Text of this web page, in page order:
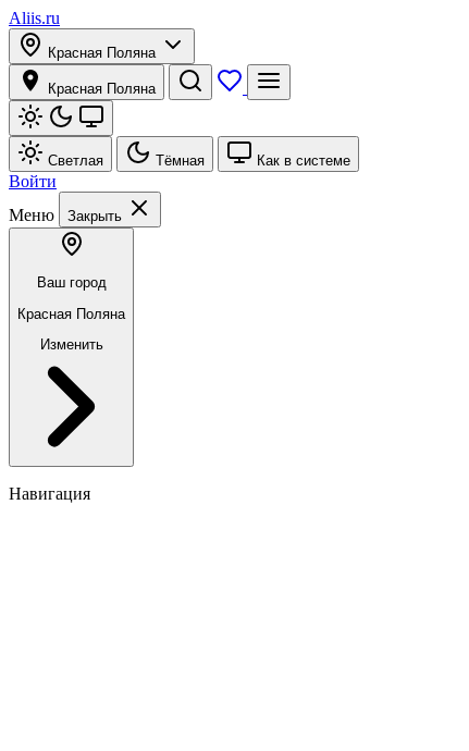
Aliis.ru
Красная Поляна
Красная Поляна
Светлая Тёмная Как в системе
Войти
Меню
Закрыть
Ваш город
Красная Поляна
Изменить
Навигация